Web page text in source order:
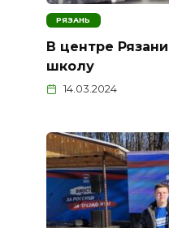
РЯЗАНЬ
В центре
школу
14.03.2024